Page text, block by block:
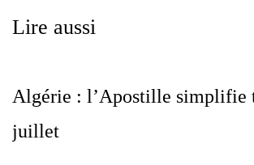
Lire aussi
Algérie : l’Apostille simplifie
juillet